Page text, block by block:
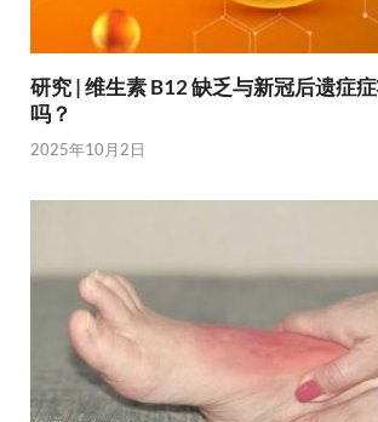
研究 | 维生素 B12 缺乏与新冠后遗症
吗？
2025年10月2日